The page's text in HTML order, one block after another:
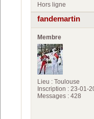
Hors ligne
fandemartin
Membre
Lieu : Toulouse
Inscription : 23-01-
Messages : 428